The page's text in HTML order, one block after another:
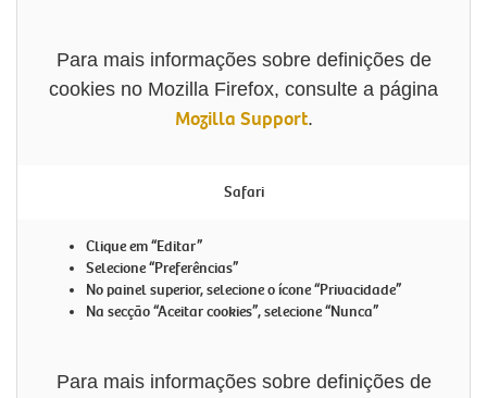
Para mais informações sobre definições de
cookies no Mozilla Firefox, consulte a página
Mozilla Support.
Safari
Clique em “Editar”
Selecione “Preferências”
No painel superior, selecione o ícone “Privacidade”
Na secção “Aceitar cookies”, selecione “Nunca”
Para mais informações sobre definições de